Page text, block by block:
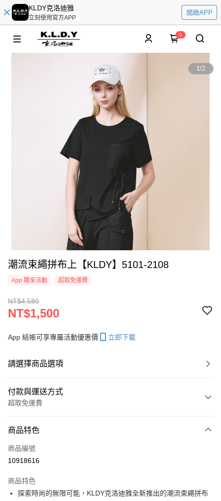
KLDY克洛迪雅
立刻使用官方APP
開啟APP
0
1/2
潮流束繩拼布上【KLDY】5101-2108
App 獨享活動 超取免運費
NT$4,580
NT$1,500
App 結帳可享專屬活動優惠價 立即下載
請選擇商品選項
付款與運送方式
超取免運費
信用卡一次付款
超商取貨付款
運送方式
商品特色
商品編號
10918616
商品特色
探索時尚的無限可能，KLDY克洛迪雅全新推出的潮流束繩拼布